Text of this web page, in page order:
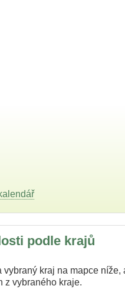
podle krajů
vybraný kraj na mapce níže,
z vybraného kraje.